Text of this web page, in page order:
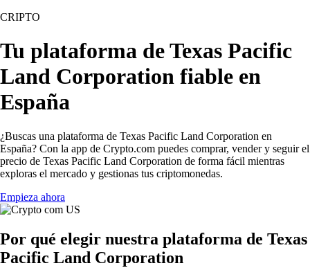
CRIPTO
Tu plataforma de Texas Pacific
Land Corporation fiable en
España
¿Buscas una plataforma de Texas Pacific Land Corporation en
España? Con la app de Crypto.com puedes comprar, vender y seguir el
precio de Texas Pacific Land Corporation de forma fácil mientras
exploras el mercado y gestionas tus criptomonedas.
Empieza ahora
Por qué elegir nuestra plataforma de Texas
Pacific Land Corporation